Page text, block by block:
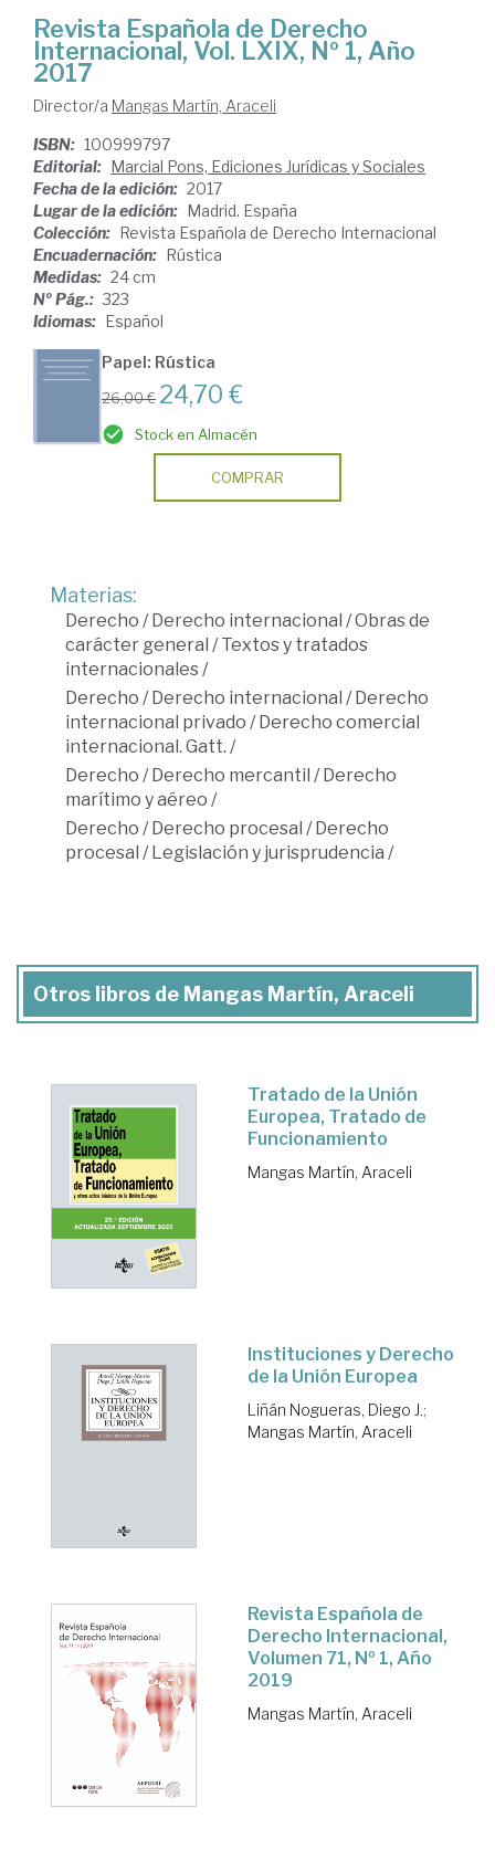
Revista Española de Derecho
Internacional, Vol. LXIX, Nº 1, Año
2017
Director/a Mangas Martín, Araceli
ISBN: 100999797
Editorial: Marcial Pons, Ediciones Jurídicas y Sociales
Fecha de la edición: 2017
Lugar de la edición: Madrid. España
Colección: Revista Española de Derecho Internacional
Encuadernación: Rústica
Medidas: 24 cm
Nº Pág.: 323
Idiomas: Español
Papel: Rústica
26,00 € 24,70 €
Stock en Almacén
COMPRAR
Materias:
Derecho / Derecho internacional /Obras de
carácter general /Textos y tratados
internacionales/
Derecho / Derecho internacional / Derecho
internacional privado / Derecho comercial
internacional. Gatt. /
Derecho / Derecho mercantil / Derecho
marítimo y aéreo /
Derecho / Derecho procesal / Derecho
procesal / Legislación y jurisprudencia /
Otros libros de Mangas Martín, Araceli
Tratado de la Unión
Europea, Tratado de
Funcionamiento
Mangas Martín, Araceli
Instituciones y Derecho
de la Unión Europea
Liñán Nogueras, Diego J.;
Mangas Martín, Araceli
Revista Española de
Derecho Internacional,
Volumen 71, Nº 1, Año
2019
Mangas Martín, Araceli